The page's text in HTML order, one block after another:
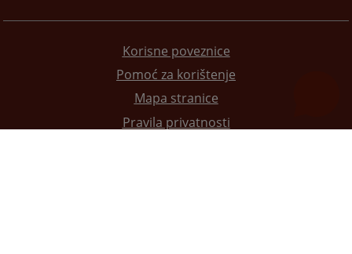
Korisne poveznice
Pomoć za korištenje
Mapa stranice
Pravila privatnosti